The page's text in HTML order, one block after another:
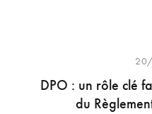
DPO : un rôle clé
du